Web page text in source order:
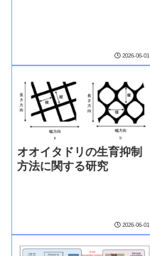
2026-06-01
オオイタドリの生育抑制
方法に関する研究
2026-06-01